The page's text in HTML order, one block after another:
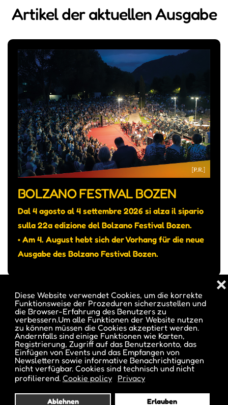
Diese Website verwendet Cookies, um die korrekte
Funktionsweise der Prozeduren sicherzustellen und
die Browser-Erfahrung des Benutzers zu
verbessern.Um alle Funktionen der Website nutzen
zu können müssen die Cookies akzeptiert werden.
Andernfalls sind einige Funktionen wie Karten,
Registrierung, Zugriff auf das Benutzerkonto, das
Einfügen von Events und das Empfangen von
Newslettern sowie informative Benachrichtigungen
nicht verfügbar. Cookies sind technisch und nicht
profilierend. Cookie policy Privacy
Ablehnen Erlauben
❌
Artikel der aktuellen Ausgabe
BOLZANO FESTIVAL BOZEN
Dal 4 agosto al 4 settembre 2026 si alza il sipario
sulla 22a edizione del Bolzano Festival Bozen.
• Am 4. August hebt sich der Vorhang für die neue
Ausgabe des Bolzano Festival Bozen.